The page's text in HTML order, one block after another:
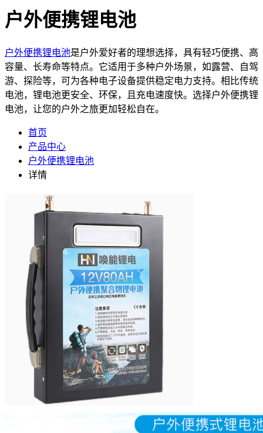
户外便携锂电池
户外便携锂电池是户外爱好者的理想选择，具有轻巧便携、高
容量、长寿命等特点。它适用于多种户外场景，如露营、自驾
游、探险等，可为各种电子设备提供稳定电力支持。相比传统
电池，锂电池更安全、环保，且充电速度快。选择户外便携锂
电池，让您的户外之旅更加轻松自在。
首页
产品中心
户外便携锂电池
详情